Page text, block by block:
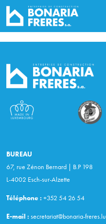
BUREAU
67, rue Zénon Bernard | B.P 198
L-4002 Esch-sur-Alzette
Téléphone : +352 54 26 54
E-mail :secretariat@bonaria-freres.lu